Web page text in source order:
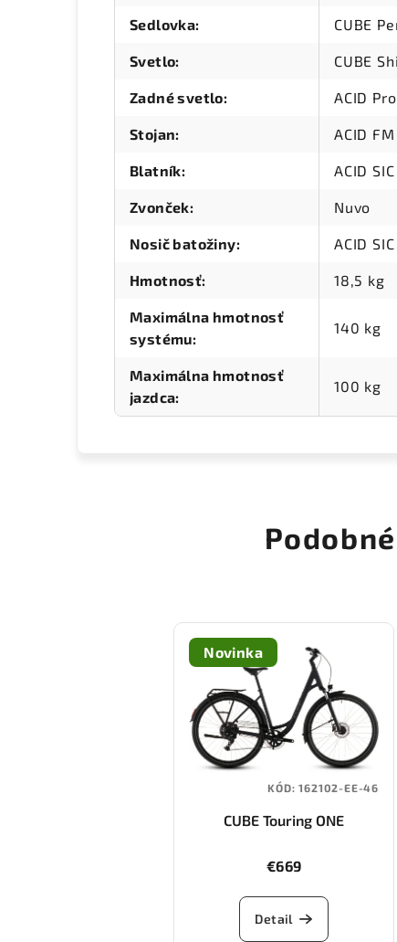
Sedlovka: CUBE
Svetlo: CUBE
Zadné svetlo: ACID
Stojan: ACID
Blatník: ACID
Zvonček: Nuvo
Nosič batožiny: ACID
Hmotnosť: 18,5 kg
Maximálna hmotnosť
systému:
140 kg
Maximálna hmotnosť
jazdca:
100 kg
Novinka
CUBE Touring ONE
€669
Detail
KÓD:162102-EE-46